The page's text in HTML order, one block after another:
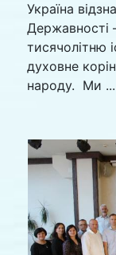
Україна
Державності
тисячолітню
духовне
народу. Ми ...